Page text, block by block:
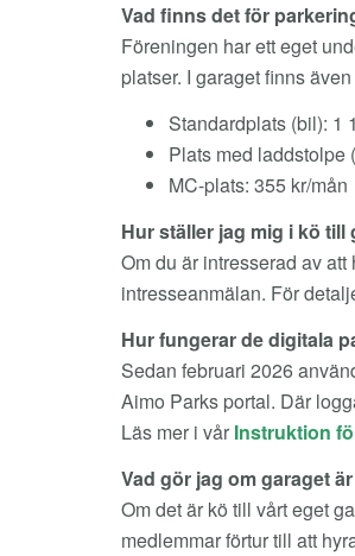
Vad finns det för
Föreningen har ett eget
platser. I garaget finns
Standardplats (bil): 1
Plats med laddstolpe
MC-plats: 355 kr/mån
Hur ställer jag mig i kö till
Om du är intresserad av
intresseanmälan. För
Hur fungerar de digitala
Sedan februari 2026
Aimo Parks portal. Där
Läs mer i vår Instruktion
Vad gör jag om garaget
Om det är kö till vårt eget
medlemmar förtur till att